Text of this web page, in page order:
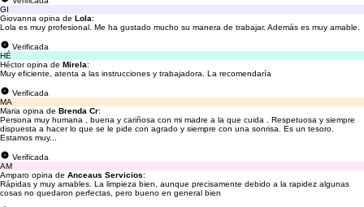
GI
Giovanna opina de Lola:
Lola es muy profesional. Me ha gustado mucho su manera de trabajar. Además es muy amable.
Verificada
HÉ
Héctor opina de Mirela:
Muy eficiente, atenta a las instrucciones y trabajadora. La recomendaría
Verificada
MA
Maria opina de Brenda Cr:
Persona muy humana , buena y cariñosa con mi madre a la que cuida . Respetuosa y siempre
dispuesta a hacer lo que se le pide con agrado y siempre con una sonrisa. Es un tesoro.
Estamos muy...
Verificada
AM
Amparo opina de Anceaus Servicios:
Rápidas y muy amables. La limpieza bien, aunque precisamente debido a la rapidez algunas
cosas no quedaron perfectas, pero bueno en general bien